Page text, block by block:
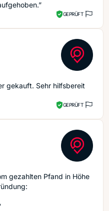
GEPRÜFT
gekauft. Sehr hilfsbereit
GEPRÜFT
gezahlten Pfand in Höhe